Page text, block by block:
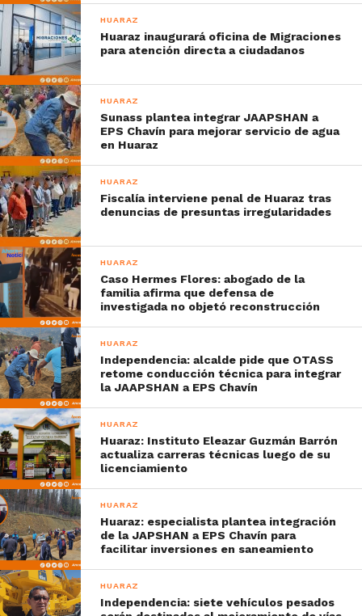
HUARAZ
Huaraz inaugurará oficina de Migraciones
para atención directa a ciudadanos
HUARAZ
Sunass plantea integrar JAAPSHAN a
EPS Chavín para mejorar servicio de agua
en Huaraz
HUARAZ
Fiscalía interviene penal de Huaraz tras
denuncias de presuntas irregularidades
HUARAZ
Caso Hermes Flores: abogado de la
familia afirma que defensa de
investigada no objetó reconstrucción
HUARAZ
Independencia: alcalde pide que OTASS
retome conducción técnica para integrar
la JAAPSHAN a EPS Chavín
HUARAZ
Huaraz: Instituto Eleazar Guzmán Barrón
actualiza carreras técnicas luego de su
licenciamiento
HUARAZ
Huaraz: especialista plantea integración
de la JAPSHAN a EPS Chavín para
facilitar inversiones en saneamiento
HUARAZ
Independencia: siete vehículos pesados